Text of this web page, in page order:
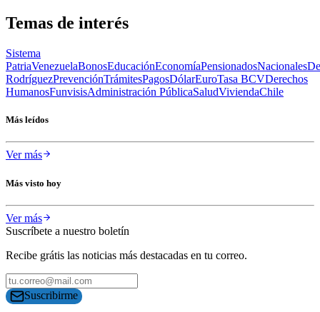
Temas de interés
Sistema
PatriaVenezuelaBonosEducaciónEconomíaPensionadosNacionales
RodríguezPrevenciónTrámitesPagosDólarEuroTasa BCVDerechos
HumanosFunvisisAdministración PúblicaSaludViviendaChile
Más leídos
Ver más
Más visto hoy
Ver más
Suscríbete a nuestro boletín
Recibe grátis las noticias más destacadas en tu correo.
Suscribirme